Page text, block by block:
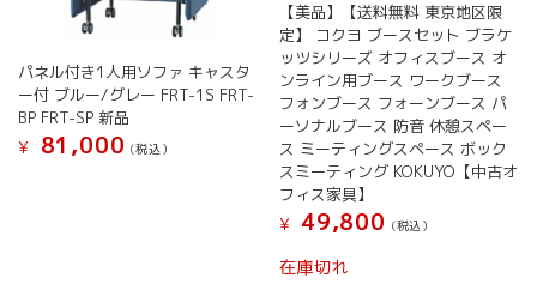
り
ま
す。
オ
プ
シ
ョ
ン
商
品
ペ
パネル付き1人用ソファ キャスタ
ー付 ブルー/グレー FRT-1S FRT-
BP FRT-SP 新品
¥
81,000 (税込）
【美品】【送料無料 東京地区限
定】 コクヨ ブースセット ブラケ
ッツシリーズ オフィスブース オ
ンライン用ブース ワークブース
フォンブース フォーンブース パ
ーソナルブース 防音 休憩スペー
ス ミーティングスペース ボック
スミーティング KOKUYO【中古オ
フィス家具】
¥
49,800 (税込）
在庫切れ